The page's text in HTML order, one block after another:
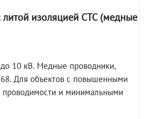
литой изоляцией СТС (медные
10 кВ. Медные проводники,
Для объектов с повышенными
проводимости и минимальными